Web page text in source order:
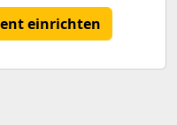
einrichten